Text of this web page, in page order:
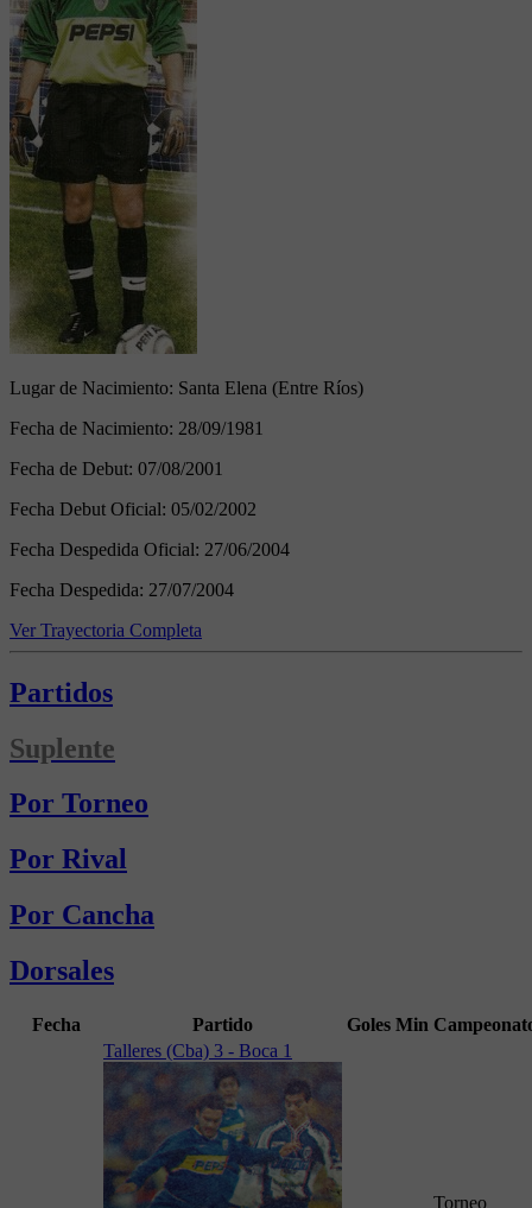
Lugar de Nacimiento: Santa Elena (Entre Ríos)
Fecha de Nacimiento: 28/09/1981
Fecha de Debut: 07/08/2001
Fecha Debut Oficial: 05/02/2002
Fecha Despedida Oficial: 27/06/2004
Fecha Despedida: 27/07/2004
Ver Trayectoria Completa
Partidos
Suplente
Por Torneo
Por Rival
Por Cancha
Dorsales
Fecha Partido Goles Min
Talleres (Cba) 3 - Boca 1
Torneo